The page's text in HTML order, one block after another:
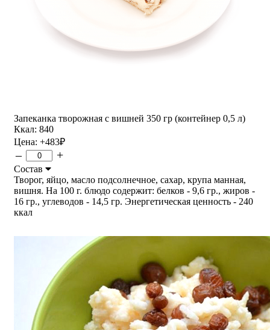
Запеканка творожная с вишней 350 гр (контейнер 0,5 л)
Ккал: 840
Цена: +483₽
– +
Состав
Творог, яйцо, масло подсолнечное, сахар, крупа манная,
вишня. На 100 г. блюдо содержит: белков - 9,6 гр., жиров -
16 гр., углеводов - 14,5 гр. Энергетическая ценность - 240
ккал